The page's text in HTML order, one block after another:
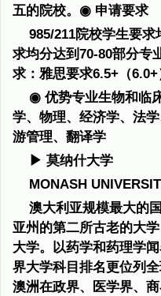
五的院校。◉ 申请要求
985/211院校学生要
求均分达到70-80部分专
求：雅思要求6.5+（6.0+
◉ 优势专业生物和临
学、物理、经济学、法
游管理、翻译学
▶ 莫纳什大学
MONASH
澳大利亚规模最大的
亚州的第二所古老的大
大学。以药学和药理学
界大学科目排名更位列
澳洲在政界、医学界、